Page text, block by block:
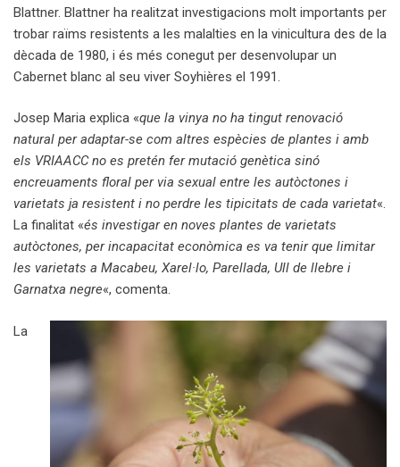
Blattner. Blattner ha realitzat investigacions molt importants per
trobar raïms resistents a les malalties en la vinicultura des de la
dècada de 1980, i és més conegut per desenvolupar un
Cabernet blanc al seu viver Soyhières el 1991.
Josep Maria explica «que la vinya no ha tingut renovació
natural per adaptar-se com altres espècies de plantes i amb
els VRIAACC no es pretén fer mutació genètica sinó
encreuaments floral per via sexual entre les autòctones i
varietats ja resistent i no perdre les tipicitats de cada varietat«.
La finalitat «és investigar en noves plantes de varietats
autòctones, per incapacitat econòmica es va tenir que limitar
les varietats a Macabeu, Xarel·lo, Parellada, Ull de llebre i
Garnatxa negre«, comenta.
La